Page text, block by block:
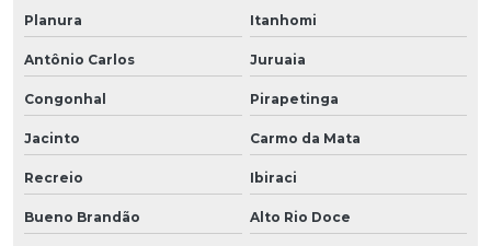
Planura Itanhomi
Antônio Carlos Juruaia
Congonhal Pirapetinga
Jacinto Carmo da Mata
Recreio Ibiraci
Bueno Brandão Alto Rio Doce